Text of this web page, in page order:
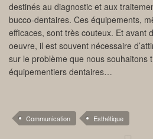
destinés au diagnostic et aux
bucco-dentaires. Ces équipements,
efficaces, sont très couteux. Et avant
oeuvre, il est souvent nécessaire
sur le problème que nous souhaitons
équipementiers dentaires…
Communication Esthétique